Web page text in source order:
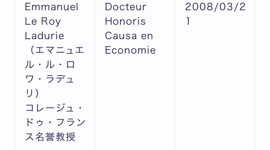
Emmanuel
Le Roy
Ladurie
（エマニュエ
ル・ル・ロ
ワ・ラデュ
リ）
コレージュ・
ドゥ・フラン
ス名誉教授
Docteur
Honoris
Causa en
Economie
2008/03/2
1